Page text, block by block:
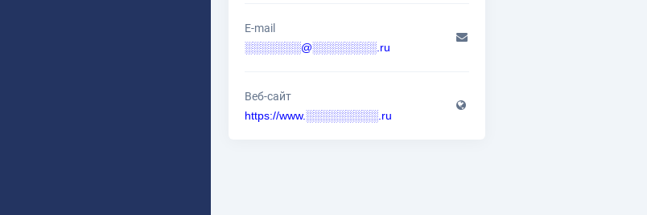
E-mail
░░░░░░░@░░░░░░░░.ru
Веб-сайт
https://www.░░░░░░░░░.ru